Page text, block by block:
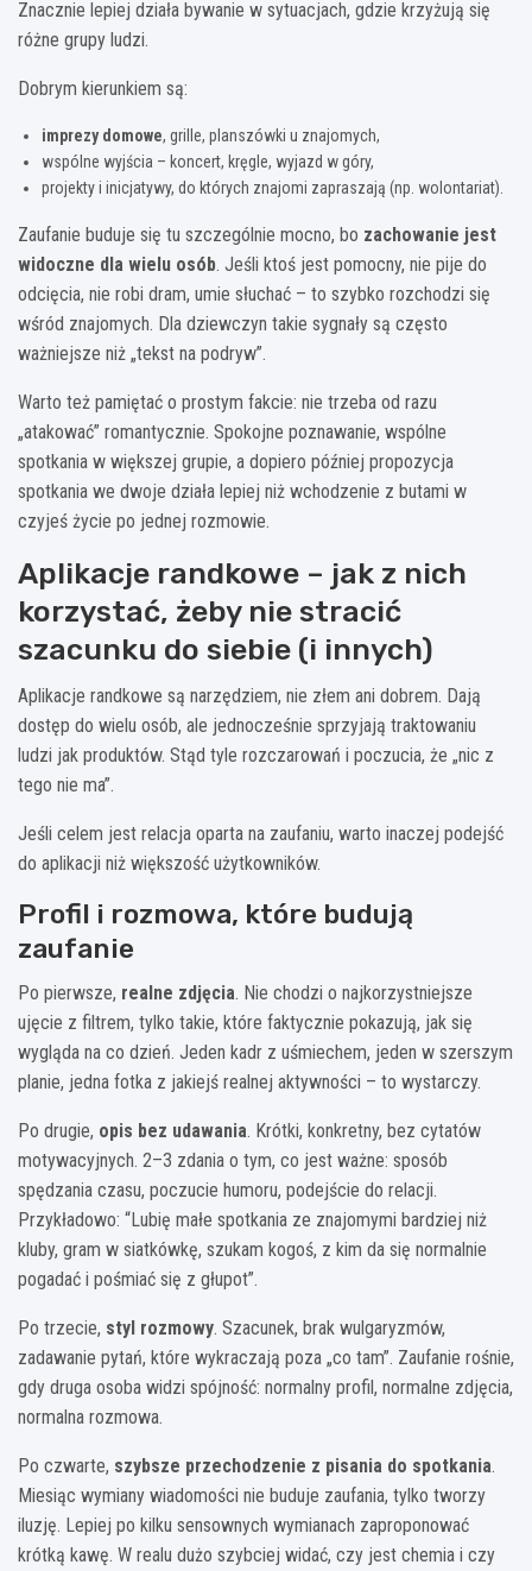
Znacznie lepiej działa bywanie w sytuacjach, gdzie krzyżują się
różne grupy ludzi.
Dobrym kierunkiem są:
imprezy domowe, grille, planszówki u znajomych,
wspólne wyjścia – koncert, kręgle, wyjazd w góry,
projekty i inicjatywy, do których znajomi zapraszają (np. wolontariat).
Zaufanie buduje się tu szczególnie mocno, bo zachowanie jest
widoczne dla wielu osób. Jeśli ktoś jest pomocny, nie pije do
odcięcia, nie robi dram, umie słuchać – to szybko rozchodzi się
wśród znajomych. Dla dziewczyn takie sygnały są często
ważniejsze niż „tekst na podryw”.
Warto też pamiętać o prostym fakcie: nie trzeba od razu
„atakować” romantycznie. Spokojne poznawanie, wspólne
spotkania w większej grupie, a dopiero później propozycja
spotkania we dwoje działa lepiej niż wchodzenie z butami w
czyjeś życie po jednej rozmowie.
Aplikacje randkowe – jak z nich
korzystać, żeby nie stracić
szacunku do siebie (i innych)
Aplikacje randkowe są narzędziem, nie złem ani dobrem. Dają
dostęp do wielu osób, ale jednocześnie sprzyjają traktowaniu
ludzi jak produktów. Stąd tyle rozczarowań i poczucia, że „nic z
tego nie ma”.
Jeśli celem jest relacja oparta na zaufaniu, warto inaczej podejść
do aplikacji niż większość użytkowników.
Profil i rozmowa, które budują
zaufanie
Po pierwsze, realne zdjęcia. Nie chodzi o najkorzystniejsze
ujęcie z filtrem, tylko takie, które faktycznie pokazują, jak się
wygląda na co dzień. Jeden kadr z uśmiechem, jeden w szerszym
planie, jedna fotka z jakiejś realnej aktywności – to wystarczy.
Po drugie, opis bez udawania. Krótki, konkretny, bez cytatów
motywacyjnych. 2–3 zdania o tym, co jest ważne: sposób
spędzania czasu, poczucie humoru, podejście do relacji.
Przykładowo: “Lubię małe spotkania ze znajomymi bardziej niż
kluby, gram w siatkówkę, szukam kogoś, z kim da się normalnie
pogadać i pośmiać się z głupot”.
Po trzecie, styl rozmowy. Szacunek, brak wulgaryzmów,
zadawanie pytań, które wykraczają poza „co tam”. Zaufanie rośnie,
gdy druga osoba widzi spójność: normalny profil, normalne zdjęcia,
normalna rozmowa.
Po czwarte, szybsze przechodzenie z pisania do spotkania.
Miesiąc wymiany wiadomości nie buduje zaufania, tylko tworzy
iluzję. Lepiej po kilku sensownych wymianach zaproponować
krótką kawę. W realu dużo szybciej widać, czy jest chemia i czy